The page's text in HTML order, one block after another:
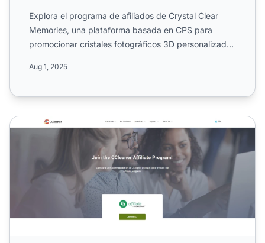
Explora el programa de afiliados de Crystal Clear
Memories, una plataforma basada en CPS para
promocionar cristales fotográficos 3D personalizados
Aug 1, 2025
Programa de Afiliados de CCleaner